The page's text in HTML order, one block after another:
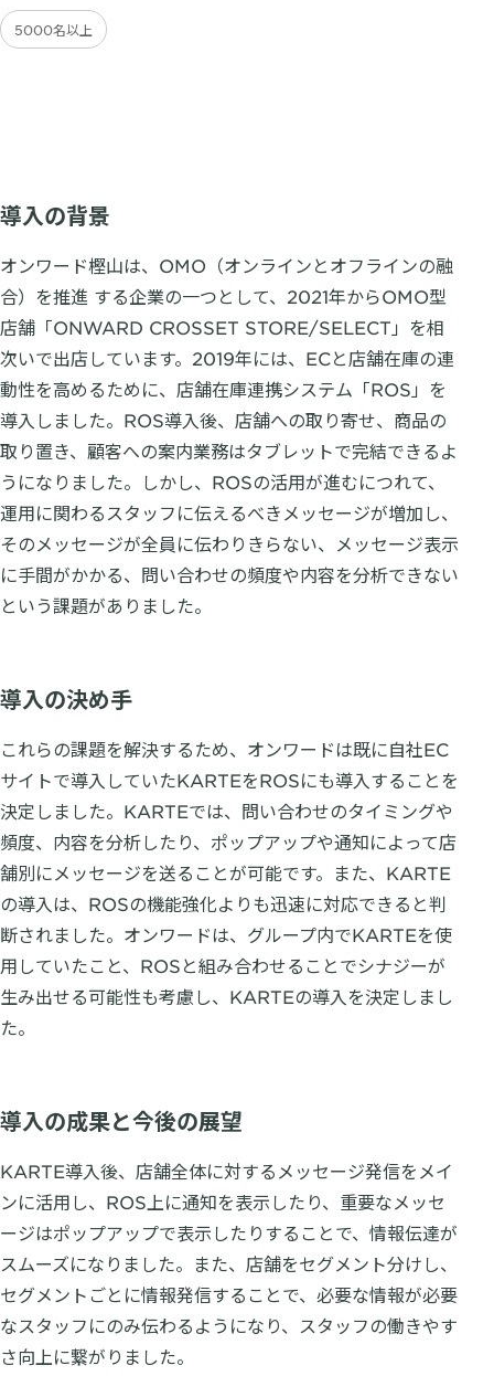
5000名以上
導入の背景
オンワード樫山は、OMO（オンラインとオフラインの融
合）を推進 する企業の一つとして、2021年からOMO型
店舗「ONWARD CROSSET STORE/SELECT」を相
次いで出店しています。2019年には、ECと店舗在庫の連
動性を高めるために、店舗在庫連携システム「ROS」を
導入しました。ROS導入後、店舗への取り寄せ、商品の
取り置き、顧客への案内業務はタブレットで完結できるよ
うになりました。しかし、ROSの活用が進むにつれて、
運用に関わるスタッフに伝えるべきメッセージが増加し、
そのメッセージが全員に伝わりきらない、メッセージ表示
に手間がかかる、問い合わせの頻度や内容を分析できない
という課題がありました。
導入の決め手
これらの課題を解決するため、オンワードは既に自社EC
サイトで導入していたKARTEをROSにも導入することを
決定しました。KARTEでは、問い合わせのタイミングや
頻度、内容を分析したり、ポップアップや通知によって店
舗別にメッセージを送ることが可能です。また、KARTE
の導入は、ROSの機能強化よりも迅速に対応できると判
断されました。オンワードは、グループ内でKARTEを使
用していたこと、ROSと組み合わせることでシナジーが
生み出せる可能性も考慮し、KARTEの導入を決定しまし
た。
導入の成果と今後の展望
KARTE導入後、店舗全体に対するメッセージ発信をメイ
ンに活用し、ROS上に通知を表示したり、重要なメッセ
ージはポップアップで表示したりすることで、情報伝達が
スムーズになりました。また、店舗をセグメント分けし、
セグメントごとに情報発信することで、必要な情報が必要
なスタッフにのみ伝わるようになり、スタッフの働きやす
さ向上に繋がりました。